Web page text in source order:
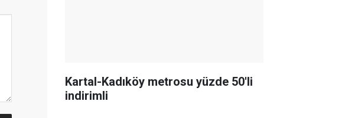
Kartal-Kadıköy metrosu yüzde 50'li
indirimli